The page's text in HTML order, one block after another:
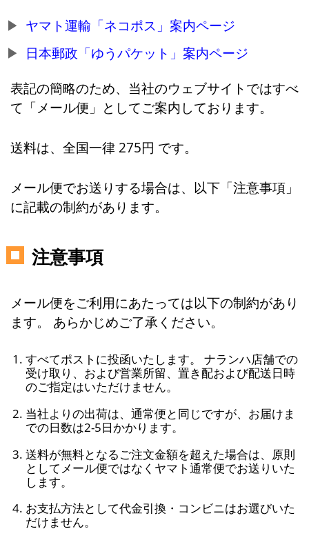
ヤマト運輸「ネコポス」案内ページ
日本郵政「ゆうパケット」案内ページ
表記の簡略のため、当社のウェブサイトではすべ
て「メール便」としてご案内しております。
送料は、全国一律 275円 です。
メール便でお送りする場合は、以下「注意事項」
に記載の制約があります。
注意事項
メール便をご利用にあたっては以下の制約があり
ます。 あらかじめご了承ください。
すべてポストに投函いたします。 ナランハ店舗での
受け取り、および営業所留、置き配および配送日時
のご指定はいただけません。
当社よりの出荷は、通常便と同じですが、お届けま
での日数は2-5日かかります。
送料が無料となるご注文金額を超えた場合は、原則
としてメール便ではなくヤマト通常便でお送りいた
します。
お支払方法として代金引換・コンビニはお選びいた
だけません。